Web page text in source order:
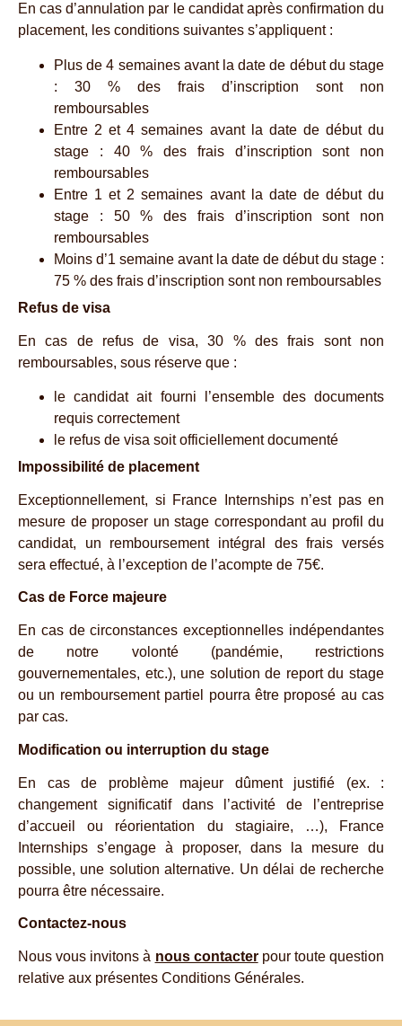
En cas d’annulation par le candidat après confirmation du
placement, les conditions suivantes s’appliquent :
Plus de 4 semaines avant la date de début du stage
: 30 % des frais d’inscription sont non
remboursables
Entre 2 et 4 semaines avant la date de début du
stage : 40 % des frais d’inscription sont non
remboursables
Entre 1 et 2 semaines avant la date de début du
stage : 50 % des frais d’inscription sont non
remboursables
Moins d’1 semaine avant la date de début du stage :
75 % des frais d’inscription sont non remboursables
Refus de visa
En cas de refus de visa, 30 % des frais sont non
remboursables, sous réserve que :
le candidat ait fourni l’ensemble des documents
requis correctement
le refus de visa soit officiellement documenté
Impossibilité de placement
Exceptionnellement, si France Internships n’est pas en
mesure de proposer un stage correspondant au profil du
candidat, un remboursement intégral des frais versés
sera effectué, à l’exception de l’acompte de 75€.
Cas de ​ Force majeure
En cas de circonstances exceptionnelles indépendantes
de notre volonté (pandémie, restrictions
gouvernementales, etc.), une solution de report du stage
ou un remboursement partiel pourra être proposé au cas
par cas.
Modification ou interruption du stage
En cas de problème majeur dûment justifié (ex. :
changement significatif dans l’activité de l’entreprise
d’accueil ou réorientation du stagiaire, …), France
Internships s’engage à proposer, dans la mesure du
possible, une solution alternative. Un délai de recherche
pourra être nécessaire.
Contactez-nous
Nous vous invitons à nous contacterpour toute question
relative aux présentes Conditions Générales.